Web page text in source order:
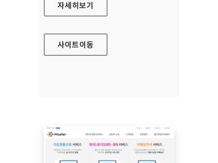
국립의과학지식센터 홈페이지
자세히보기
사이트이동